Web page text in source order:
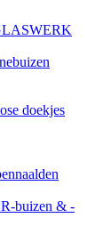
doekjes
buizen & -